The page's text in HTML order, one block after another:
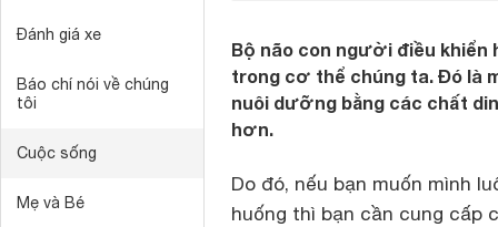
Đánh giá xe
Báo chí nói về chúng
tôi
Cuộc sống
Mẹ và Bé
Bộ não con người điều khiển
trong cơ thể chúng ta. Đó là
nuôi dưỡng bằng các chất
hơn.
Do đó, nếu bạn muốn mình
huống thì bạn cần cung cấp